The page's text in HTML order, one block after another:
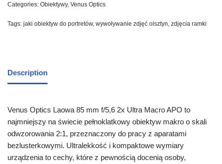
Categories: Obiektywy, Venus Optics
Tags: jaki obiektyw do portretów, wywoływanie zdjęć olsztyn zdjęcia ramki
Description
Venus Optics Laowa 85 mm f/5,6 2x Ultra Macro APO to
najmniejszy na świecie pełnoklatkowy obiektyw makro o skali
odwzorowania 2:1, przeznaczony do pracy z aparatami
bezlusterkowymi. Ultralekkość i kompaktowe wymiary
urządzenia to cechy, które z pewnością docenią osoby,